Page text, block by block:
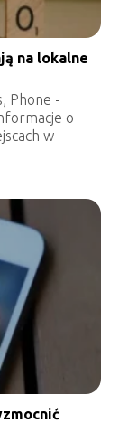
na lokalne
Phone -
o
w